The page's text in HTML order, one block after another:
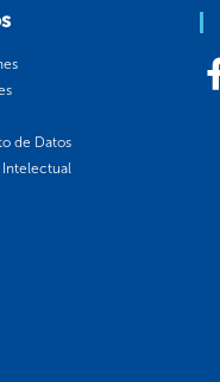
de Datos
Intelectual